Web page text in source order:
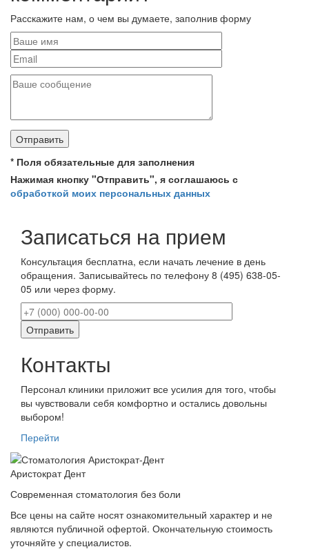
Расскажите нам, о чем вы думаете, заполнив форму
* Поля обязательные для заполнения
Нажимая кнопку "Отправить", я соглашаюсь с
обработкой моих персональных данных
Записаться на прием
Консультация бесплатна, если начать лечение в день
обращения. Записывайтесь по телефону 8 (495) 638-05-
05 или через форму.
Контакты
Персонал клиники приложит все усилия для того, чтобы
вы чувствовали себя комфортно и остались довольны
выбором!
Перейти
Аристократ Дент
Современная стоматология без боли
Все цены на сайте носят ознакомительный характер и не
являются публичной офертой. Окончательную стоимость
уточняйте у специалистов.